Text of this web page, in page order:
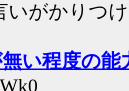
いがかりつ
い程度の能